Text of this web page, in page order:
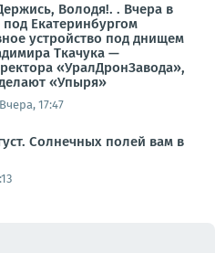
Володя!. . Вчера в
Екатеринбургом
устройство под днищем
Ткачука —
«УралДронЗавода»,
«Упыря»
Вчера, 17:47
Солнечных полей вам в